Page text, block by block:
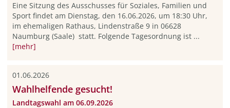
Eine Sitzung des Ausschusses für Soziales, Familien und
Sport findet am Dienstag, den 16.06.2026, um 18:30 Uhr,
im ehemaligen Rathaus, Lindenstraße 9 in 06628
Naumburg (Saale) statt. Folgende Tagesordnung ist ...
[mehr]
01.06.2026
Wahlhelfende gesucht!
Landtagswahl am 06.09.2026